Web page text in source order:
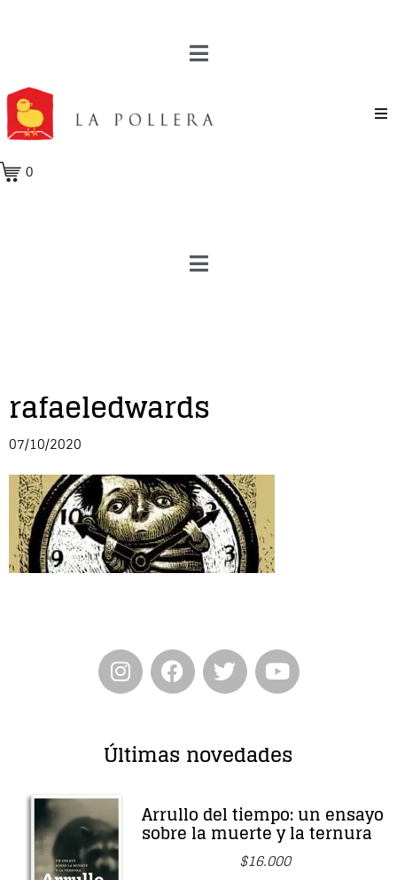
0
rafaeledwards
07/10/2020
Últimas novedades
Arrullo del tiempo: un ensayo
sobre la muerte y la ternura
$16.000